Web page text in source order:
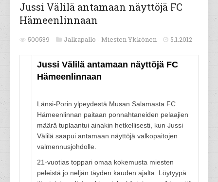
Jussi Välilä antamaan näyttöjä FC
Hämeenlinnaan
500539 Jalkapallo - Miesten Ykkönen 5.1.2012
Jussi Välilä antamaan näyttöjä FC
Hämeenlinnaan
Länsi-Porin ylpeydestä Musan Salamasta FC
Hämeenlinnan paitaan ponnahtaneiden pelaajien
määrä tuplaantui ainakin hetkellisesti, kun Jussi
Välilä saapui antamaan näyttöjä valkopaitojen
valmennusjohdolle.
21-vuotias toppari omaa kokemusta miesten
peleistä jo neljän täyden kauden ajalta. Löytyypä